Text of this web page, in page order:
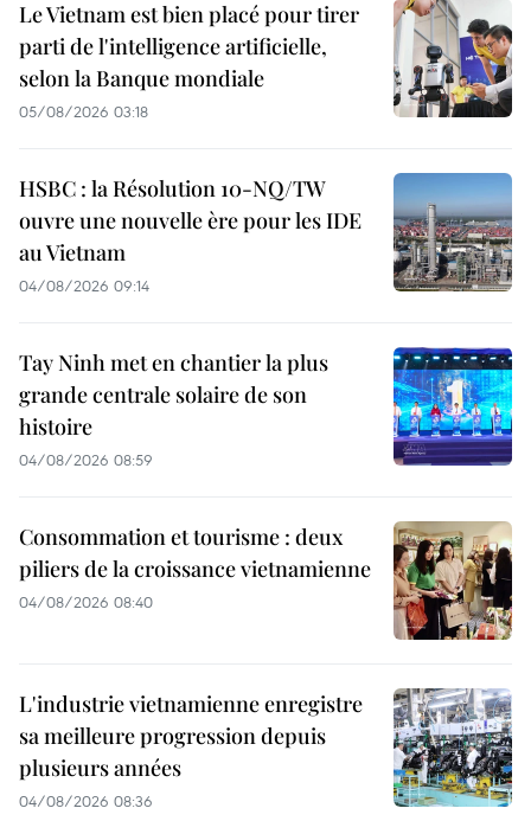
Le Vietnam est bien placé pour tirer
parti de l'intelligence artificielle,
selon la Banque mondiale
05/08/2026 03:18
HSBC : la Résolution 10-NQ/TW
ouvre une nouvelle ère pour les IDE
au Vietnam
04/08/2026 09:14
Tay Ninh met en chantier la plus
grande centrale solaire de son
histoire
04/08/2026 08:59
Consommation et tourisme : deux
piliers de la croissance vietnamienne
04/08/2026 08:40
L'industrie vietnamienne enregistre
sa meilleure progression depuis
plusieurs années
04/08/2026 08:36